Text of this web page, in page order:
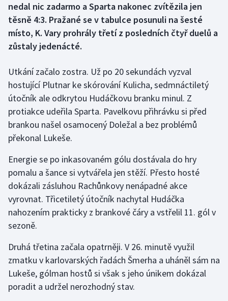
Dostihy
Florbal
Golf
Gymnastika
Házená
Jezdectví
Judo
Krasobruslení
Lyže a snowboard
Moderní pětiboj
nedal nic zadarmo a Sparta nakonec zvítězila jen
těsně 4:3. Pražané se v tabulce posunuli na šesté
místo, K. Vary prohrály třetí z posledních čtyř duelů a
zůstaly jedenácté.
Utkání začalo zostra. Už po 20 sekundách vyzval
hostující Plutnar ke skórování Kulicha, sedmnáctiletý
útočník ale odkrytou Hudáčkovu branku minul. Z
protiakce udeřila Sparta. Pavelkovu přihrávku si před
brankou našel osamocený Doležal a bez problémů
překonal Lukeše.
Energie se po inkasovaném gólu dostávala do hry
pomalu a šance si vytvářela jen stěží. Přesto hosté
dokázali zásluhou Rachůnkovy nenápadné akce
vyrovnat. Třicetiletý útočník nachytal Hudáčka
nahozením prakticky z brankové čáry a vstřelil 11. gól v
sezoně.
Druhá třetina začala opatrněji. V 26. minutě využil
zmatku v karlovarských řadách Šmerha a uháněl sám na
Lukeše, gólman hostů si však s jeho únikem dokázal
poradit a udržel nerozhodný stav.